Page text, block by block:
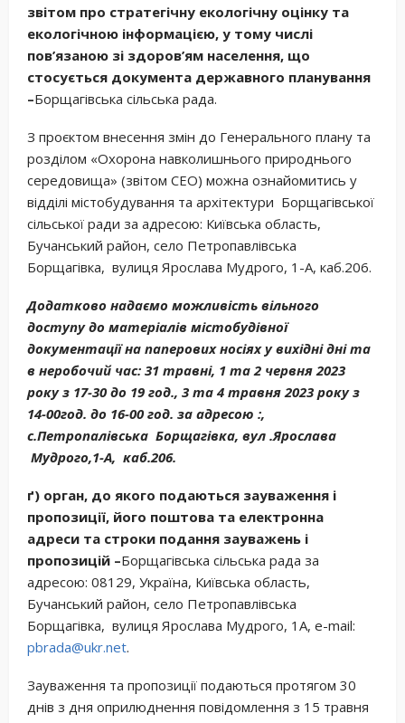
звітом про стратегічну екологічну оцінку та
екологічною інформацією, у тому числі
пов’язаною зі здоров’ям населення, що
стосується документа державного планування
–Борщагівська сільська рада.
З проєктом внесення змін до Генерального плану та
розділом «Охорона навколишнього природнього
середовища» (звітом СЕО) можна ознайомитись у
відділі містобудування та архітектури Борщагівської
сільської ради за адресою: Київська область,
Бучанський район, село Петропавлівська
Борщагівка, вулиця Ярослава Мудрого, 1-А, каб.206.
Додатково надаємо можливість вільного
доступу до матеріалів містобудівної
документації на паперових носіях у вихідні дні та
в неробочий час: 31 травні, 1 та 2 червня 2023
року з 17-30 до 19 год., 3 та 4 травня 2023 року з
14-00год. до 16-00 год. за адресою :,
с.Петропалівська Борщагівка, вул .Ярослава
Мудрого,1-А, каб.206.
ґ) орган, до якого подаються зауваження і
пропозиції, його поштова та електронна
адреси та строки подання зауважень і
пропозицій –Борщагівська сільська рада за
адресою: 08129, Україна, Київська область,
Бучанський район, село Петропавлівська
Борщагівка, вулиця Ярослава Мудрого, 1А, e-mail:
pbrada@ukr.net.
Зауваження та пропозиції подаються протягом 30
днів з дня оприлюднення повідомлення з 15 травня